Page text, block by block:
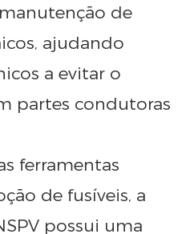
de
ajudando
a evitar o
partes condutoras
ferramentas
de fusíveis, a
possui uma